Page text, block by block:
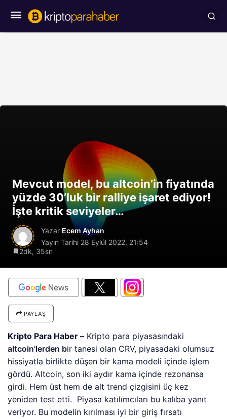
Mevcut model, bu altcoin’in fiyatında
yüzde 30’luk bir ralliye işaret ediyor!
İşte kritik seviyeler…
Yazar Ecem Ayhan
Yayın Tarihi 28 Eylül 2022, 21:54
2dk, 35sn
PAYLAŞ
Kripto Para Haber – Kripto para piyasasındaki
altcoin’lerden bir tanesi olan CRV, piyasadaki olumsuz
hissiyatla birlikte düşen bir kama modeli içinde işlem
gördü. Altcoin, son iki aydır kama içinde rezonansa
girdi. Hem üst hem de alt trend çizgisini üç kez
yeniden test etti. Piyasa katılımcıları bu kalıba yanıt
veriyor. Bu modelin kırılması iyi bir giriş fırsatı